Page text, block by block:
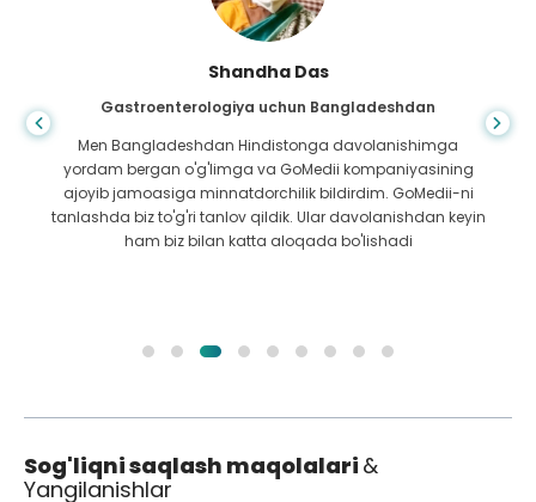
Shandha Das
Gastroenterologiya uchun Bangladeshdan
Men Bangladeshdan Hindistonga davolanishimga
yordam bergan o'g'limga va GoMedii kompaniyasining
ajoyib jamoasiga minnatdorchilik bildirdim. GoMedii-ni
tanlashda biz to'g'ri tanlov qildik. Ular davolanishdan keyin
ham biz bilan katta aloqada bo'lishadi
Sog'liqni saqlash maqolalari &
Yangilanishlar